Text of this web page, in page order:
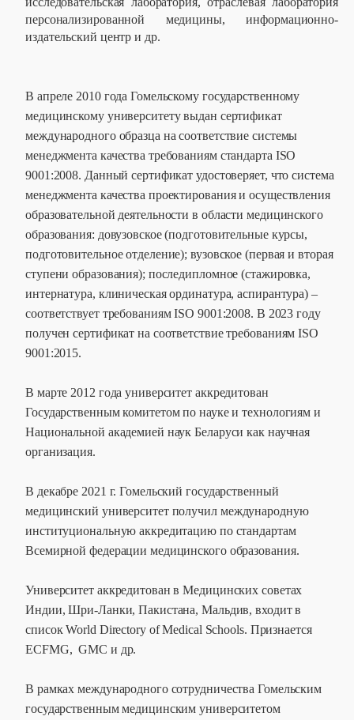
персонализированной медицины, информационно-
издательский центр и др.
В апреле 2010 года Гомельскому государственному
медицинскому университету выдан сертификат
международного образца на соответствие системы
менеджмента качества требованиям стандарта ISO
9001:2008. Данный сертификат удостоверяет, что система
менеджмента качества проектирования и осуществления
образовательной деятельности в области медицинского
образования: довузовское (подготовительные курсы,
подготовительное отделение); вузовское (первая и вторая
ступени образования); последипломное (стажировка,
интернатура, клиническая ординатура, аспирантура) –
соответствует требованиям ISO 9001:2008. В 2023 году
получен сертификат на соответствие требованиямISO
9001:2015.
В марте 2012 года университет аккредитован
Государственным комитетом по науке и технологиям и
Национальной академией наук Беларуси как научная
организация.
В декабре 2021 г. Гомельский государственный
медицинский университет получил международную
институциональную аккредитацию по стандартам
Всемирной федерации медицинского образования.
Университет аккредитован в Медицинских советах
Индии, Шри-Ланки, Пакистана, Мальдив, входит в
список World Directory of Medical Schools. Признается
ECFMG, GMC и др.
В рамках международного сотрудничества Гомельским
государственным медицинским университетом